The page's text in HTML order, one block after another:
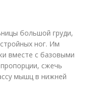
большой груди,
ног. Им
вместе с базовыми
сжечь
мышц в нижней